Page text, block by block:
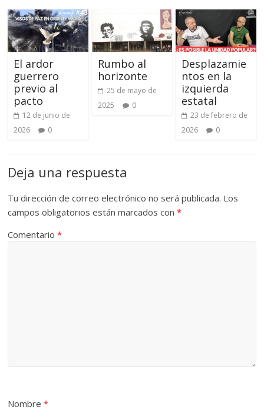
El ardor
guerrero
previo al
pacto
12 de junio de
2026
0
Rumbo al
horizonte
25 de mayo de
2025
0
Desplazamie
ntos en la
izquierda
estatal
23 de febrero de
2026
0
Deja una respuesta
Tu dirección de correo electrónico no será publicada. Los
campos obligatorios están marcados con*
Comentario*
Nombre*